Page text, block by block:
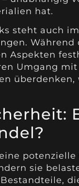
hat.
steht auch
Während
Aspekten
Umgang mit
überdenken,
potenzielle
sie